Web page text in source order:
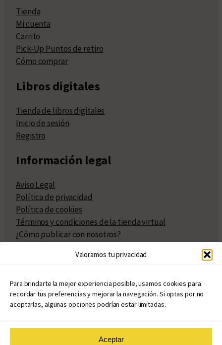
Valoramos tu privacidad
Para brindarte la mejor experiencia posible, usamos cookies para
recordar tus preferencias y mejorar la navegación. Si optas por no
aceptarlas, algunas opciones podrían estar limitadas.
Aceptar
Tienda
Mi cuenta
Carrito
Pick-Up Puntos de retiro
Cómo comprar
Libros digitales
Tienda de libros digitales
Inicio de sesión
Registro
Información legal
Aviso Legal
Política de privacidad
Política de cookies
Términos y condiciones de la tienda virtual
¿Cómo publicar con nosotros?
Políticas de publicación
Políticas de coedición
Atribuciones